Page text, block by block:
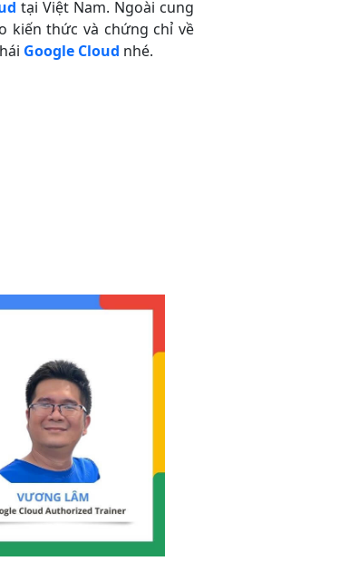
tại Việt Nam. Ngoài cung
kiến thức và chứng chỉ về
Google Cloud nhé.